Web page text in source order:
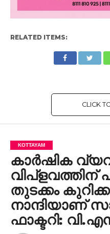
RELATED ITEMS:
CLICK
KOTTAYAM
കാർഷിക
വിപ്ളവത്തിന്
തുടക്കം
നാന്ദിയാണ്
ഫാക്ടറി: